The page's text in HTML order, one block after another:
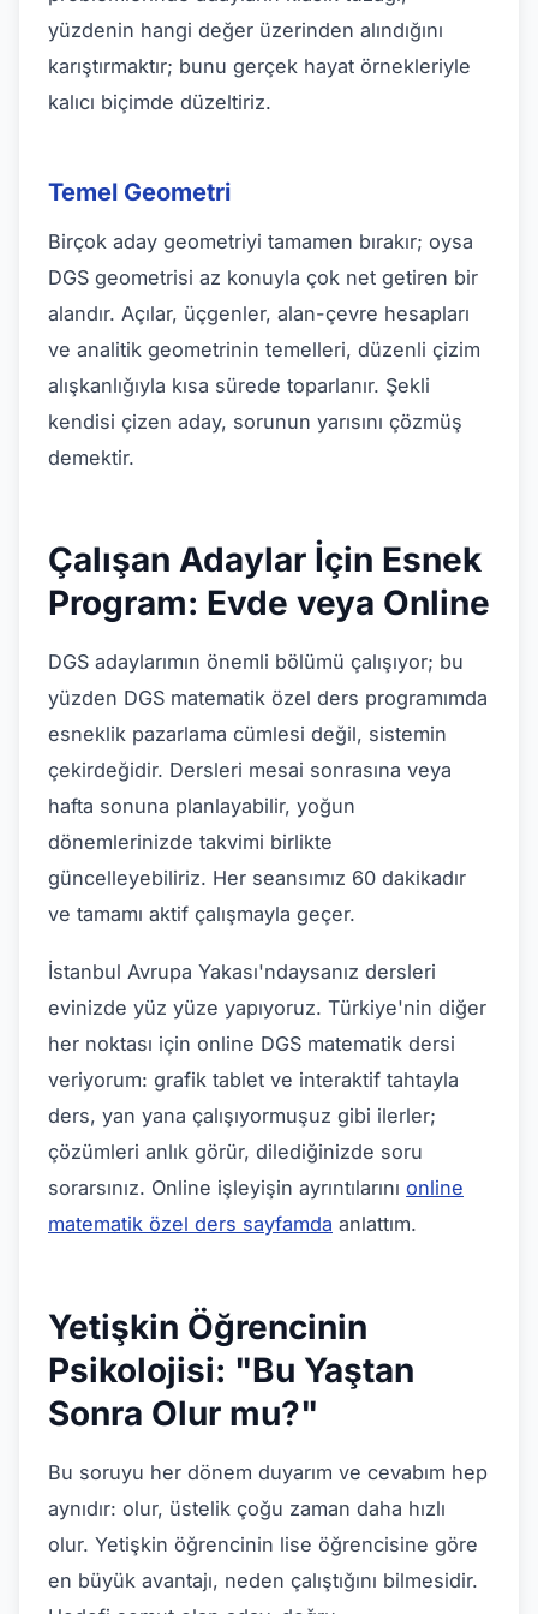
yüzdenin hangi değer üzerinden alındığını
karıştırmaktır; bunu gerçek hayat örnekleriyle
kalıcı biçimde düzeltiriz.
Temel Geometri
Birçok aday geometriyi tamamen bırakır; oysa
DGS geometrisi az konuyla çok net getiren bir
alandır. Açılar, üçgenler, alan-çevre hesapları
ve analitik geometrinin temelleri, düzenli çizim
alışkanlığıyla kısa sürede toparlanır. Şekli
kendisi çizen aday, sorunun yarısını çözmüş
demektir.
Çalışan Adaylar İçin Esnek
Program: Evde veya Online
DGS adaylarımın önemli bölümü çalışıyor; bu
yüzden DGS matematik özel ders programımda
esneklik pazarlama cümlesi değil, sistemin
çekirdeğidir. Dersleri mesai sonrasına veya
hafta sonuna planlayabilir, yoğun
dönemlerinizde takvimi birlikte
güncelleyebiliriz. Her seansımız 60 dakikadır
ve tamamı aktif çalışmayla geçer.
İstanbul Avrupa Yakası'ndaysanız dersleri
evinizde yüz yüze yapıyoruz. Türkiye'nin diğer
her noktası için online DGS matematik dersi
veriyorum: grafik tablet ve interaktif tahtayla
ders, yan yana çalışıyormuşuz gibi ilerler;
çözümleri anlık görür, dilediğinizde soru
sorarsınız. Online işleyişin ayrıntılarını online
matematik özel ders sayfamda anlattım.
Yetişkin Öğrencinin
Psikolojisi: "Bu Yaştan
Sonra Olur mu?"
Bu soruyu her dönem duyarım ve cevabım hep
aynıdır: olur, üstelik çoğu zaman daha hızlı
olur. Yetişkin öğrencinin lise öğrencisine göre
en büyük avantajı, neden çalıştığını bilmesidir.